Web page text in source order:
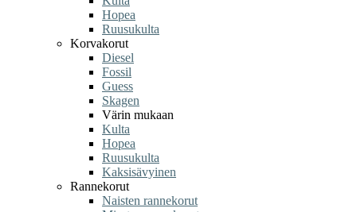
Hopea
Ruusukulta
Korvakorut
Diesel
Fossil
Guess
Skagen
Värin mukaan
Kulta
Hopea
Ruusukulta
Kaksisävyinen
Rannekorut
Naisten rannekorut